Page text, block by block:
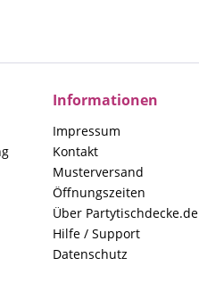
Informationen
Impressum
Kontakt
Musterversand
Öffnungszeiten
Über Partytischdecke.de
Hilfe / Support
Datenschutz